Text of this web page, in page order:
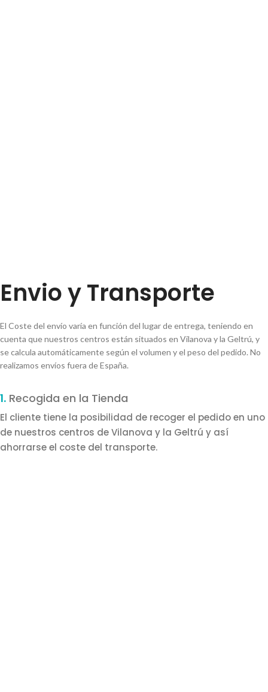
Envio y Transporte
El Coste del envío varía en función del lugar de entrega, teniendo en
cuenta que nuestros centros están situados en Vilanova y la Geltrú, y
se calcula automáticamente según el volumen y el peso del pedido. No
realizamos envíos fuera de España.
1. Recogida en la Tienda
El cliente tiene la posibilidad de recoger el pedido en uno
de nuestros centros de Vilanova y la Geltrú y así
ahorrarse el coste del transporte.